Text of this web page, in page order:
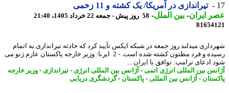
تیراندازی در آمریکا/ یک کشته و 11 زخمی
ایران- بین الملل-58 روز پیش - جمعه 22 خرداد 1405، 21:40
میدلند روز جمعه در شبکه ایکس تأیید کرد که حادثه تیراندازی به اتمام
رسیده و فرد مظنون کشته شده است. - 2 ایرنا: وزیر خارجه پاکستان عازم ژنو می
ادعای ترامپ: توافق با ایران ...
بین المللی انرژی اتمی -آژانس بین المللی انرژی-تیراندازی- وزیر خارجه
-آژانس بین المللی-پاکستان-گردشگری دریایی